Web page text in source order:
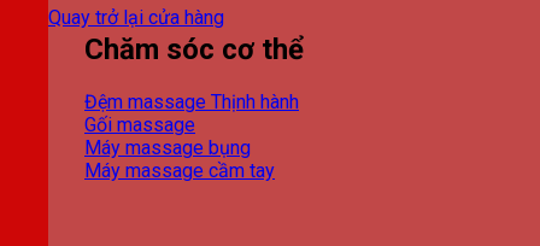
Quay trở lại cửa hàng
Chăm sóc cơ thể
Đệm massage
Gối massage
Máy massage bụng
Máy massage cầm tay